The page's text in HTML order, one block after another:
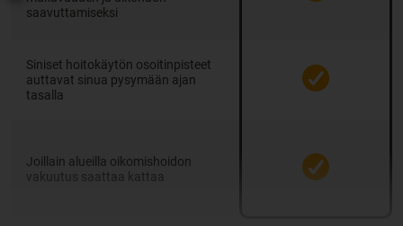
saavuttamiseksi
Siniset hoitokäytön osoitinpisteet
auttavat sinua pysymään ajan
tasalla
Joillain alueilla oikomishoidon
vakuutus saattaa kattaa